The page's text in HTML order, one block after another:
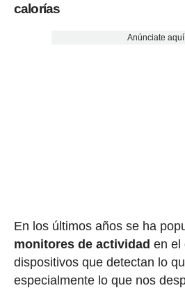
calorías
Anúnciate aquí
En los últimos años se ha
monitores de actividad en el
dispositivos que detectan lo
especialmente lo que nos